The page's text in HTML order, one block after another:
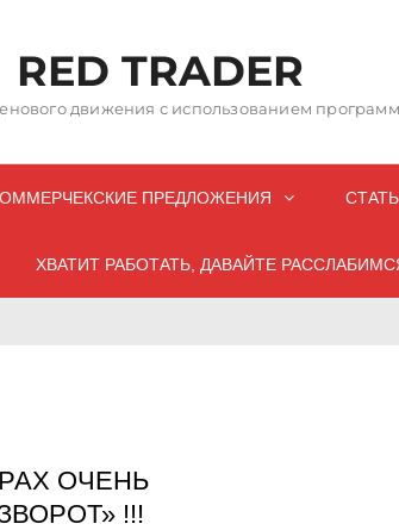
RED TRADER
движения с использованием
ПРЕДЛОЖЕНИЯ
ХВАТИТ РАБОТАТЬ, ДАВАЙТЕ
ОЧЕНЬ
!!!